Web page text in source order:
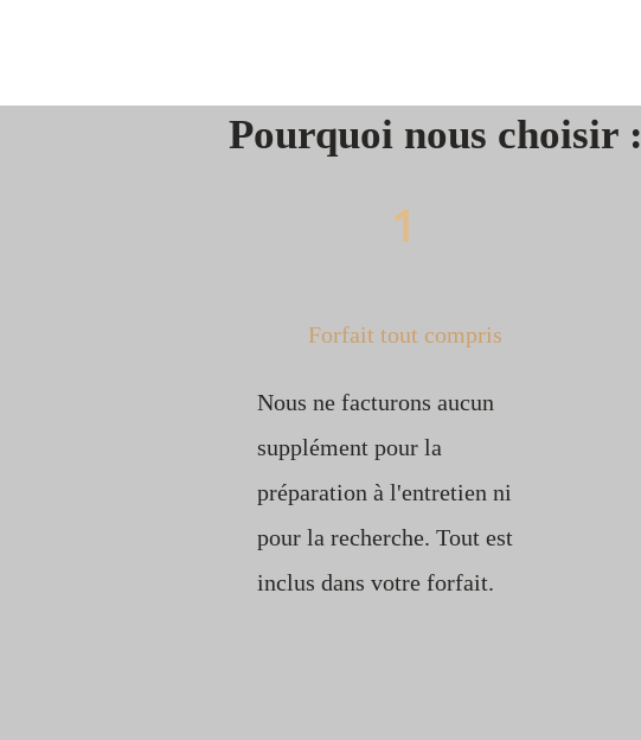
Pourquoi nous choisir :
1
Forfait tout compris
Nous ne facturons aucun
supplément pour la
préparation à l'entretien ni
pour la recherche. Tout est
inclus dans votre forfait.